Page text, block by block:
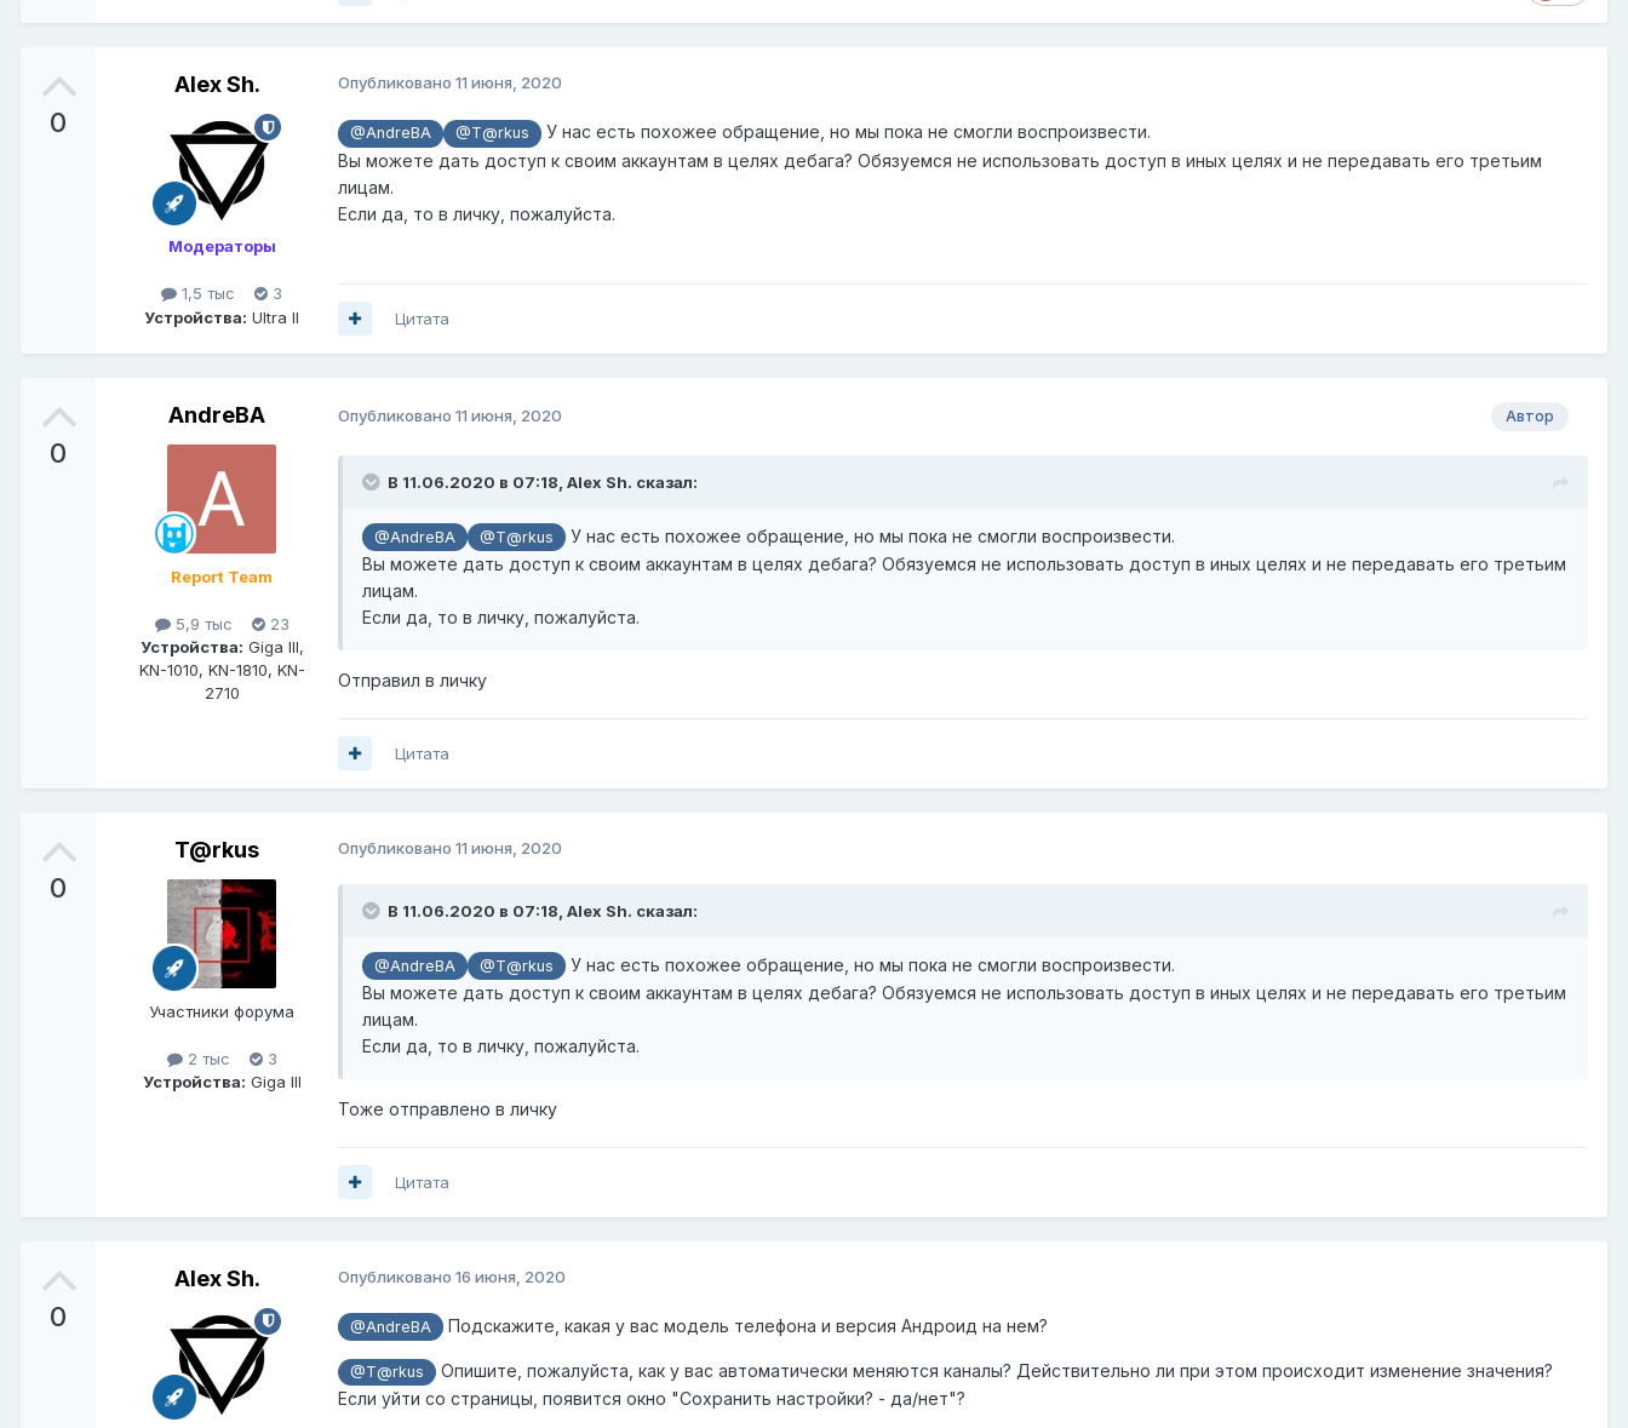
0
Alex Sh.
Модераторы
1,5 тыс
3
Устройства: Ultra II
Опубликовано 11 июня, 2020
@AndreBA @T@rkus
У нас есть похожее обращение, но мы пока не смогли воспроизвести.
Вы можете дать доступ к своим аккаунтам в целях дебага? Обязуемся не использовать доступ в иных целях и не передавать его третьим
лицам.
Если да, то в личку, пожалуйста.
Цитата
0
AndreBA
Report Team
5,9 тыс
23
Устройства: Giga III,
KN-1010, KN-1810, KN-
2710
Автор
Опубликовано 11 июня, 2020
В 11.06.2020 в 07:18, Alex Sh. сказал:
@AndreBA @T@rkus
У нас есть похожее обращение, но мы пока не смогли воспроизвести.
Вы можете дать доступ к своим аккаунтам в целях дебага? Обязуемся не использовать доступ в иных целях и не передавать его третьим
лицам.
Если да, то в личку, пожалуйста.
Отправил в личку
Цитата
0
T@rkus
Участники форума
2 тыс
3
Устройства: Giga III
Опубликовано 11 июня, 2020
В 11.06.2020 в 07:18, Alex Sh. сказал:
@AndreBA @T@rkus
У нас есть похожее обращение, но мы пока не смогли воспроизвести.
Вы можете дать доступ к своим аккаунтам в целях дебага? Обязуемся не использовать доступ в иных целях и не передавать его третьим
лицам.
Если да, то в личку, пожалуйста.
Тоже отправлено в личку
Цитата
0
Alex Sh. Опубликовано 16 июня, 2020
@AndreBA Подскажите, какая у вас модель телефона и версия Андроид на нем?
@T@rkus
Опишите, пожалуйста, как у вас автоматически меняются каналы? Действительно ли при этом происходит изменение значения?
Если уйти со страницы, появится окно "Сохранить настройки? - да/нет"?